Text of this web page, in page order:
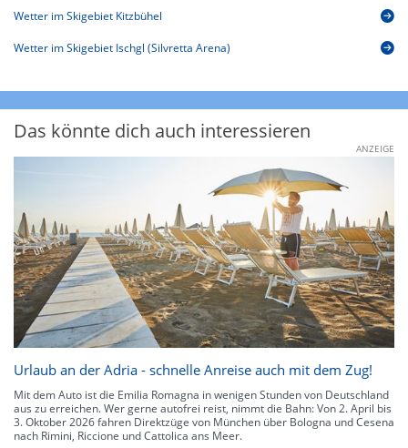
Wetter im Skigebiet Kitzbühel
Wetter im Skigebiet Ischgl (Silvretta Arena)
Das könnte dich auch interessieren
ANZEIGE
Urlaub an der Adria - schnelle Anreise auch mit dem Zug!
Mit dem Auto ist die Emilia Romagna in wenigen Stunden von Deutschland
aus zu erreichen. Wer gerne autofrei reist, nimmt die Bahn: Von 2. April bis
3. Oktober 2026 fahren Direktzüge von München über Bologna und Cesena
nach Rimini, Riccione und Cattolica ans Meer.